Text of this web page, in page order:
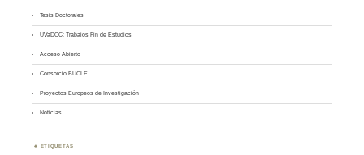
Tesis Doctorales
UVaDOC: Trabajos Fin de Estudios
Acceso Abierto
Consorcio BUCLE
Proyectos Europeos de Investigación
Noticias
ETIQUETAS